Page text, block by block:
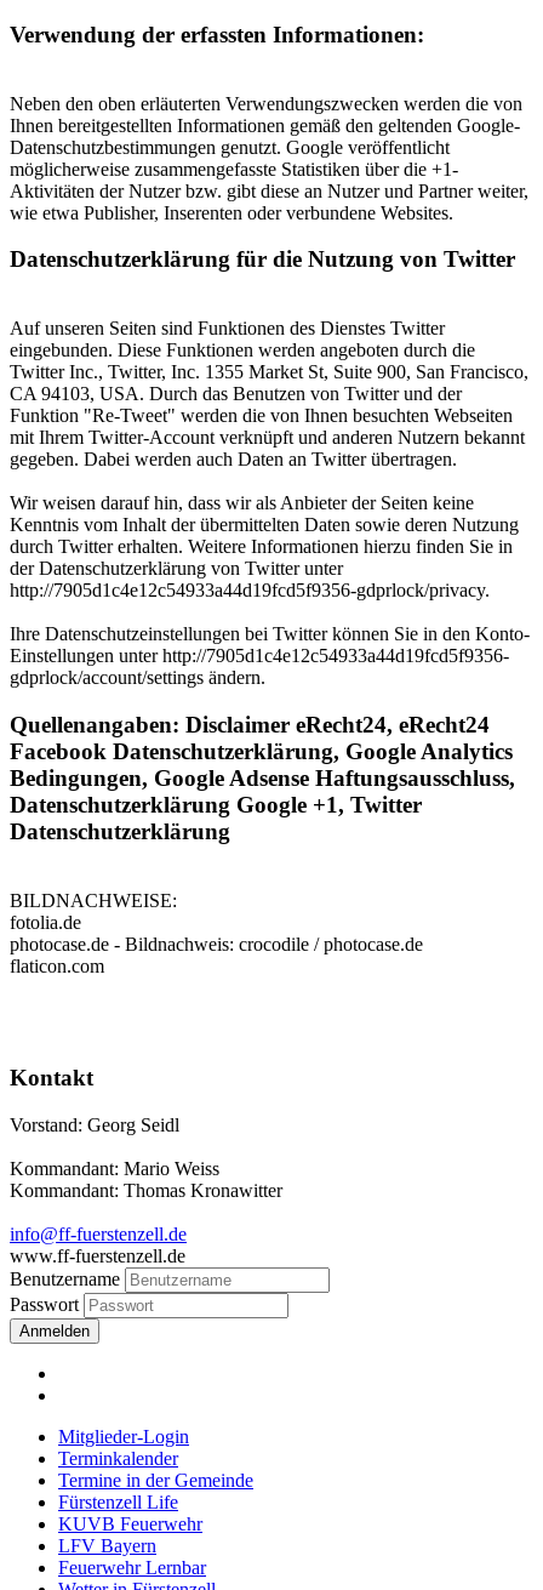
Verwendung der erfassten Informationen:
Neben den oben erläuterten Verwendungszwecken werden die von
Ihnen bereitgestellten Informationen gemäß den geltenden Google-
Datenschutzbestimmungen genutzt. Google veröffentlicht
möglicherweise zusammengefasste Statistiken über die +1-
Aktivitäten der Nutzer bzw. gibt diese an Nutzer und Partner weiter,
wie etwa Publisher, Inserenten oder verbundene Websites.
Datenschutzerklärung für die Nutzung von Twitter
Auf unseren Seiten sind Funktionen des Dienstes Twitter
eingebunden. Diese Funktionen werden angeboten durch die
Twitter Inc., Twitter, Inc. 1355 Market St, Suite 900, San Francisco,
CA 94103, USA. Durch das Benutzen von Twitter und der
Funktion "Re-Tweet" werden die von Ihnen besuchten Webseiten
mit Ihrem Twitter-Account verknüpft und anderen Nutzern bekannt
gegeben. Dabei werden auch Daten an Twitter übertragen.
Wir weisen darauf hin, dass wir als Anbieter der Seiten keine
Kenntnis vom Inhalt der übermittelten Daten sowie deren Nutzung
durch Twitter erhalten. Weitere Informationen hierzu finden Sie in
der Datenschutzerklärung von Twitter unter
http://7905d1c4e12c54933a44d19fcd5f9356-gdprlock/privacy.
Ihre Datenschutzeinstellungen bei Twitter können Sie in den Konto-
Einstellungen unter http://7905d1c4e12c54933a44d19fcd5f9356-
gdprlock/account/settings ändern.
Quellenangaben: Disclaimer eRecht24, eRecht24
Facebook Datenschutzerklärung, Google Analytics
Bedingungen, Google Adsense Haftungsausschluss,
Datenschutzerklärung Google +1, Twitter
Datenschutzerklärung
BILDNACHWEISE:
fotolia.de
photocase.de - Bildnachweis: crocodile / photocase.de
flaticon.com
Kontakt
Vorstand: Georg Seidl
Kommandant: Mario Weiss
Kommandant: Thomas Kronawitter
info@ff-fuerstenzell.de
www.ff-fuerstenzell.de
Benutzername
Passwort
Anmelden
Mitglieder-Login
Terminkalender
Termine in der Gemeinde
Fürstenzell Life
KUVB Feuerwehr
LFV Bayern
Feuerwehr Lernbar